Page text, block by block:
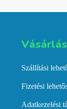
Vásárlás​
Szállítási
Fizetési
Adatkezelési